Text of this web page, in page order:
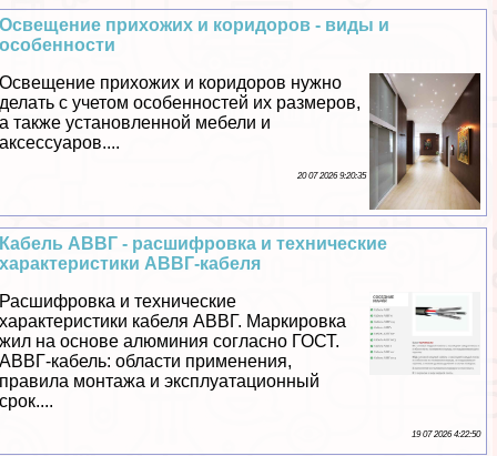
Освещение прихожих и коридоров - виды и
особенности
Освещение прихожих и коридоров нужно
делать с учетом особенностей их размеров,
а также установленной мебели и
аксессуаров....
20 07 2026 9:20:35
Кабель АВВГ - расшифровка и технические
хаpaктеристики АВВГ-кабеля
Расшифровка и технические
хаpaктеристики кабеля АВВГ. Маркировка
жил на основе алюминия согласно ГОСТ.
АВВГ-кабель: области применения,
правила монтажа и эксплуатационный
срок....
19 07 2026 4:22:50